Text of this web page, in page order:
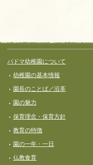
フッターコンテンツ
パドマ幼稚園について
幼稚園の基本情報
園長のことば／沿革
園の魅力
保育理念・保育⽅針
教育の特徴
園の一年・一日
仏教食育